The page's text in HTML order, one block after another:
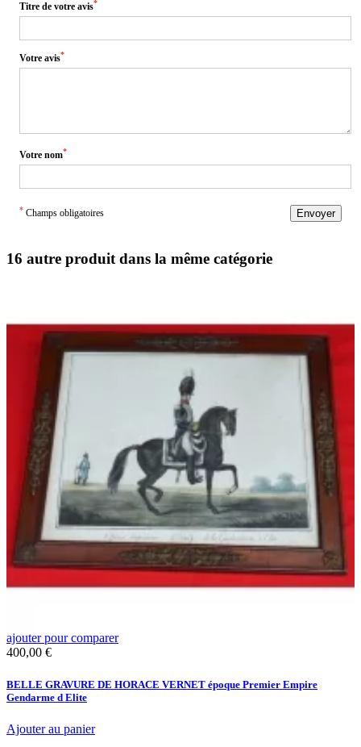
Titre de votre avis*
Votre avis*
Votre nom*
* Champs obligatoires Envoyer
16 autre produit dans la même catégorie
ajouter pour comparer
Prix
400,00 €
BELLE GRAVURE DE HORACE VERNET époque Premier Empire
Gendarme d Elite
Ajouter au panier